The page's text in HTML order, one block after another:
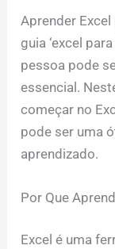
Aprender
guia ‘excel
pessoa pode
essencial.
começar no
pode ser uma
aprendizado.
Por Que
Excel é uma